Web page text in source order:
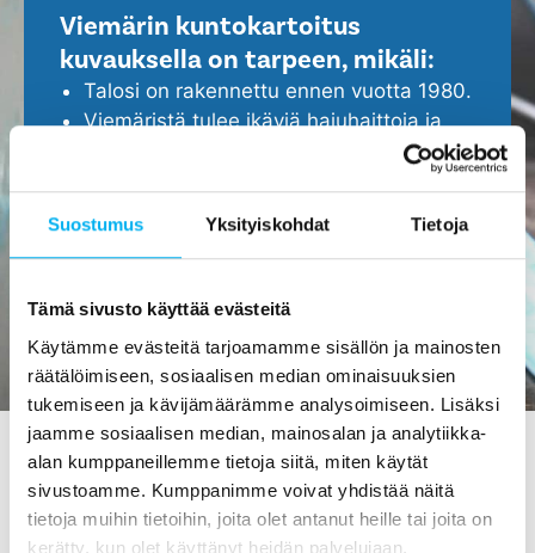
Suostumus Yksityiskohdat Tietoja
Tämä sivusto käyttää evästeitä
Käytämme evästeitä tarjoamamme sisällön ja mainosten
räätälöimiseen, sosiaalisen median ominaisuuksien
tukemiseen ja kävijämäärämme analysoimiseen. Lisäksi
jaamme sosiaalisen median, mainosalan ja analytiikka-
alan kumppaneillemme tietoja siitä, miten käytät
sivustoamme. Kumppanimme voivat yhdistää näitä
tietoja muihin tietoihin, joita olet antanut heille tai joita on
kerätty, kun olet käyttänyt heidän palvelujaan.
Viemärin kuntokartoitus
kuvauksella on tarpeen, mikäli:
Talosi on rakennettu ennen vuotta 1980.
Viemäristä tulee ikäviä hajuhaittoja ja
Haluat ennakoida ja turvata kotisi
ilmenemistä.
Viemärin kuvaus Orivedessä -